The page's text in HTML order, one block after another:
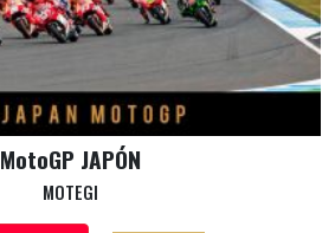
MotoGP JAPÓN
MOTEGI